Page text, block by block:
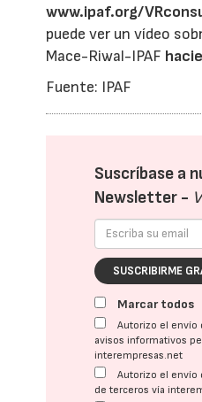
www.ipaf.org/
puede ver un vídeo
Mace-Riwal-IPAF
Fuente: IPAF
Suscríbase a
Newsletter -
SUSCRIBIRME
Marcar todos
Autorizo el envío
avisos informativos
interempresas.net
Autorizo el envío
de terceros vía